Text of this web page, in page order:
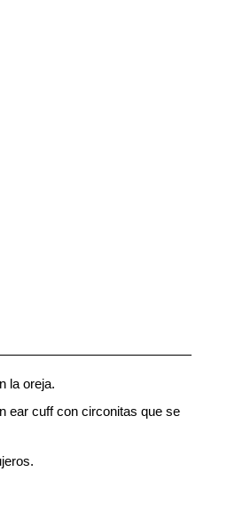
la oreja.
ear cuff con circonitas que se